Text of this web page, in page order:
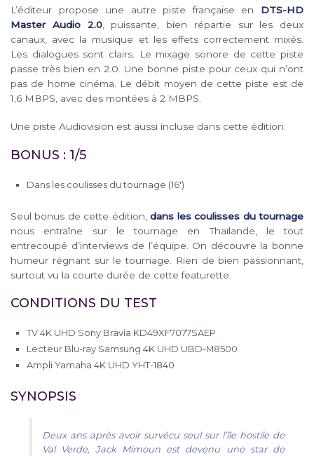
L’éditeur propose une autre piste française en DTS-HD
Master Audio 2.0, puissante, bien répartie sur les deux
canaux, avec la musique et les effets correctement mixés.
Les dialogues sont clairs. Le mixage sonore de cette piste
passe très bien en 2.0. Une bonne piste pour ceux qui n’ont
pas de home cinéma. Le débit moyen de cette piste est de
1,6 MBPS, avec des montées à 2 MBPS.
Une piste Audiovision est aussi incluse dans cette édition.
BONUS : 1/5
Dans les coulisses du tournage (16′)
Seul bonus de cette édition,dans les coulisses du tournage
nous entraîne sur le tournage en Thaïlande, le tout
entrecoupé d’interviews de l’équipe. On découvre la bonne
humeur régnant sur le tournage. Rien de bien passionnant,
surtout vu la courte durée de cette featurette.
CONDITIONS DU TEST
TV 4K UHD Sony Bravia KD49XF7077SAEP
Lecteur Blu-ray Samsung 4K UHD UBD-M8500
Ampli Yamaha 4K UHD YHT-1840
SYNOPSIS
Deux ans après avoir survécu seul sur l’île hostile de
Val Verde, Jack Mimoun est devenu une star de